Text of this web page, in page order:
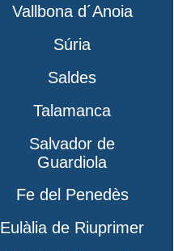
Vallbona d´Anoia
Súria
Saldes
Talamanca
Salvador de
Guardiola
Fe del Penedès
Eulàlia de Riuprimer